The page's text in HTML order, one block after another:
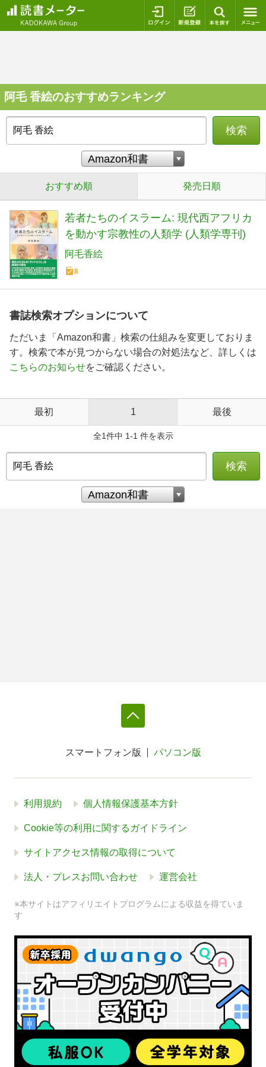
ログイン 新規登録
阿毛 香絵のおすすめランキング
検索
おすすめ順 発売日順
若者たちのイスラーム: 現代西アフリカ
を動かす宗教性の人類学 (人類学専刊)
阿毛香絵
8
書誌検索オプションについて
ただいま「Amazon和書」検索の仕組みを変更しておりま
す。検索で本が見つからない場合の対処法など、詳しくは
こちらのお知らせをご確認ください。
最初 1 最後
全1件中 1-1 件を表示
検索
スマートフォン版 パソコン版
利用規約 個人情報保護基本方針
Cookie等の利用に関するガイドライン
サイトアクセス情報の取得について
法人・プレスお問い合わせ 運営会社
※本サイトはアフィリエイトプログラムによる収益を得ていま
す